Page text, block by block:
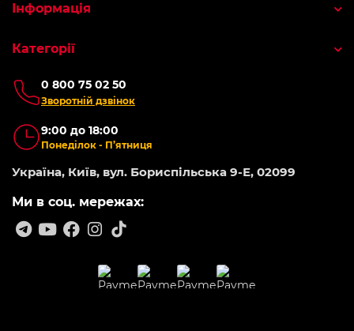
0 800 75 02 50
Зворотній дзвінок
9:00 до 18:00
Понеділок - П’ятниця
Україна, Київ, вул. Бориспільська 9-Е, 02099
Ми в соц. мережах:
Інформація
Категорії